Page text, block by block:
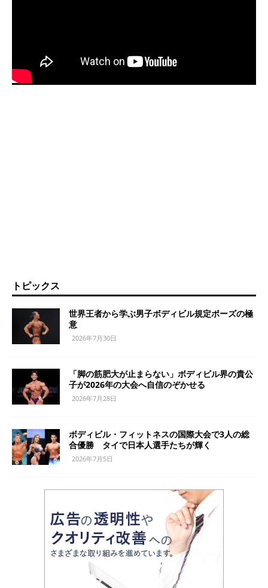
トピックス
世界王者から学ぶ男子ボディビル規定ポーズの極
意
2026年7月30日
「脚の筋肥大が止まらない」ボディビル界の貴公
子が2026年の大会へ自信のぞかせる
2026年7月28日
ボディビル・フィットネスの国際大会で3人の総
合優勝 タイで日本人選手たちが輝く
2026年7月5日